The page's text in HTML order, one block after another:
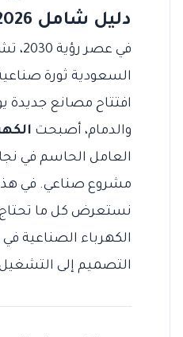
دليل شامل 2026
في
السعودية ثورة
افتتاح مصانع جديدة
والدمام، أصبحت
العامل الحاسم في
مشروع صناعي. في هذا
نستعرض كل ما
الكهرباء الصناعية
التصميم إلى